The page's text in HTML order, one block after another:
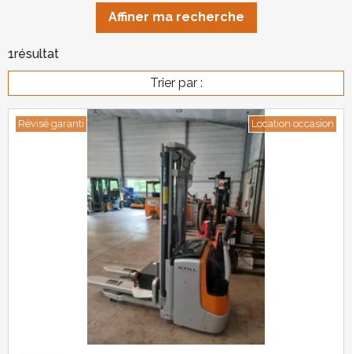
1résultat
Trier par :
Affiner ma recherche
Location occasion
Révisé garanti